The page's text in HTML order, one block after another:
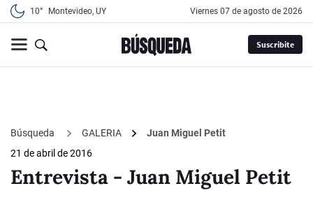
10° Montevideo, UY viernes 07 de agosto de 2026
Suscribite
Búsqueda GALERIA
Juan Miguel Petit
21 de abril de 2016
Entrevista - Juan Miguel Petit